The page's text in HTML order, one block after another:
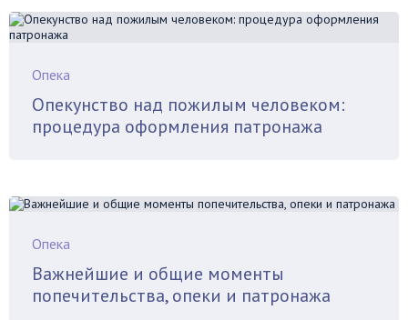
Опека
Опекунство над пожилым человеком:
процедура оформления патронажа
Опека
Важнейшие и общие моменты
попечительства, опеки и патронажа